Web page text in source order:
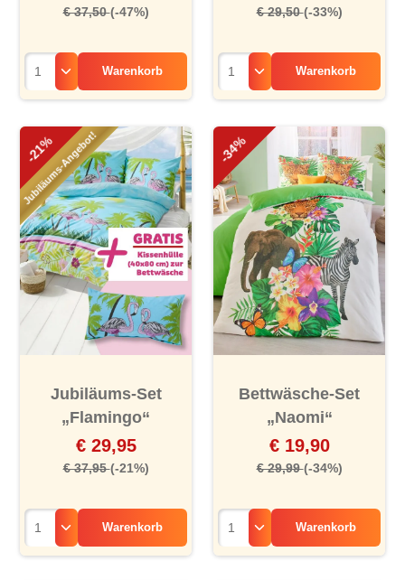
€ 37,50(-47%)
Warenkorb
€ 29,50(-33%)
Warenkorb
-21%
Jubiläums-Angebot!
Jubiläums-Set
„Flamingo“
€ 29,95
€ 37,95(-21%)
Warenkorb
-34%
Bettwäsche-Set
„Naomi“
€ 19,90
€ 29,99(-34%)
Warenkorb